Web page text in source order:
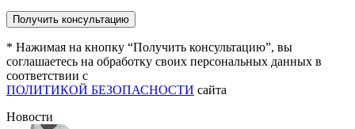
* Нажимая на кнопку “Получить консультацию”, вы
соглашаетесь на обработку своих персональных данных в
соответствии с
ПОЛИТИКОЙ БЕЗОПАСНОСТИ сайта
Новости